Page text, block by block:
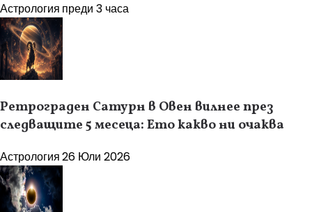
Астрология преди 3 часа
Ретрограден Сатурн в Овен вилнее през
следващите 5 месеца: Ето какво ни очаква
Астрология26 Юли 2026